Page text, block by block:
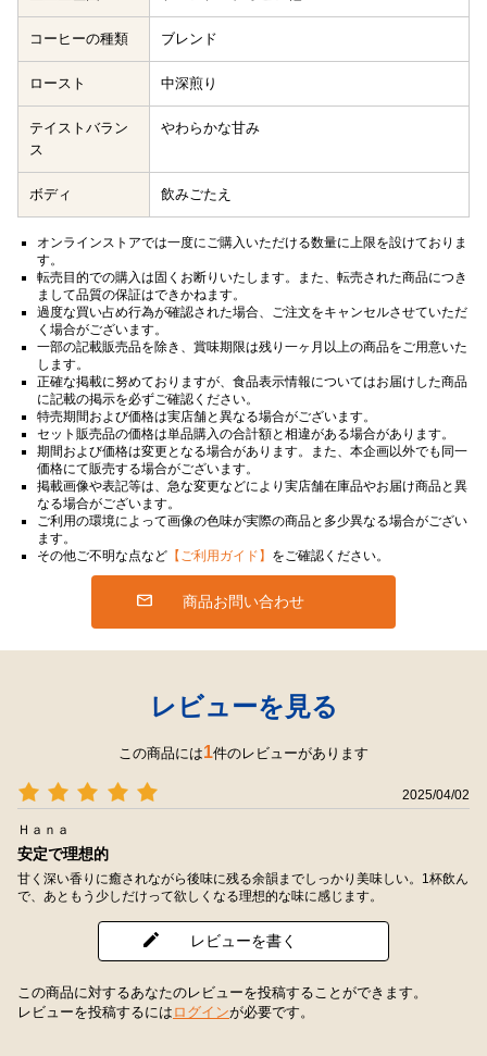
コーヒーの種類 ブレンド
ロースト 中深煎り
テイストバラン
ス
やわらかな甘み
ボディ 飲みごたえ
オンラインストアでは一度にご購入いただける数量に上限を設けておりま
す。
転売目的での購入は固くお断りいたします。また、転売された商品につき
まして品質の保証はできかねます。
過度な買い占め行為が確認された場合、ご注文をキャンセルさせていただ
く場合がございます。
一部の記載販売品を除き、賞味期限は残り一ヶ月以上の商品をご用意いた
します。
正確な掲載に努めておりますが、食品表示情報についてはお届けした商品
に記載の掲示を必ずご確認ください。
特売期間および価格は実店舗と異なる場合がございます。
セット販売品の価格は単品購入の合計額と相違がある場合があります。
期間および価格は変更となる場合があります。また、本企画以外でも同一
価格にて販売する場合がございます。
掲載画像や表記等は、急な変更などにより実店舗在庫品やお届け商品と異
なる場合がございます。
ご利用の環境によって画像の色味が実際の商品と多少異なる場合がござい
ます。
その他ご不明な点など 【ご利用ガイド】 をご確認ください。
商品お問い合わせ
レビューを見る
この商品には1件のレビューがあります
2025/04/02
Ｈａｎａ
安定で理想的
甘く深い香りに癒されながら後味に残る余韻までしっかり美味しい。1杯飲ん
で、あともう少しだけって欲しくなる理想的な味に感じます。
レビューを書く
この商品に対するあなたのレビューを投稿することができます。
レビューを投稿するには ログインが必要です。